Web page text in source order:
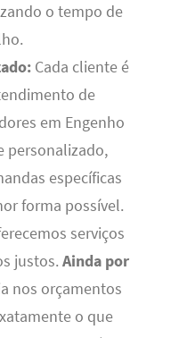
o tempo de
Cada cliente é
de
em Engenho
personalizado,
específicas
forma possível.
serviços
justos. Ainda por
nos orçamentos
o que